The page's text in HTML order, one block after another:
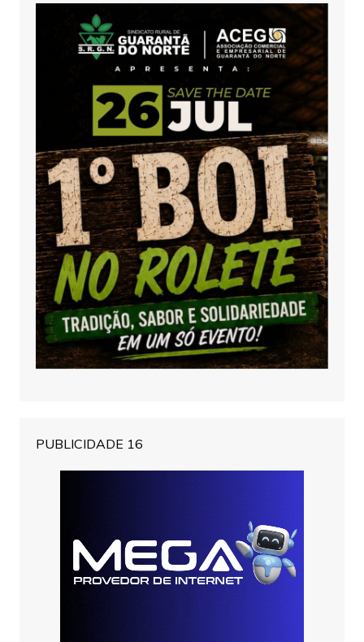
PUBLICIDADE 16